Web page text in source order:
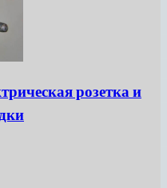
розетка и